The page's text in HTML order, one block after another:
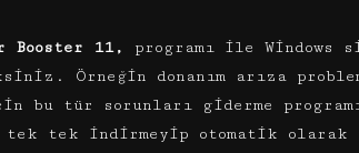
Booster 11, programı ile
Örneğin donanım arıza
bu tür sorunları giderme
tek tek indirmeyip otomatik olarak